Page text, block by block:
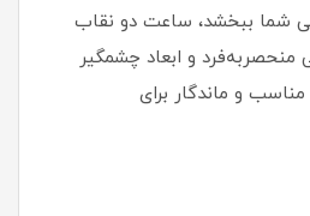
شما ببخشد، ساعت دو نقاب
منحصربه‌فرد و ابعاد چشمگیر
مناسب و ماندگار برای